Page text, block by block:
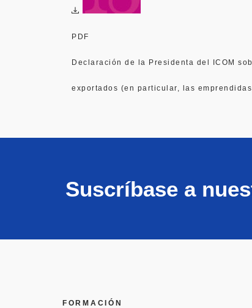
PDF
Declaración de la Presidenta del ICOM
exportados (en particular, las
Suscríbase a
FORMACIÓN